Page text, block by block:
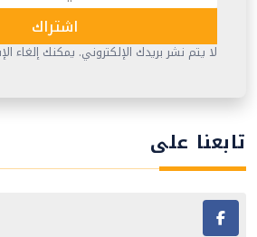
اشتراك
لا يتم نشر بريدك الإلكتروني. يمكنك إلغاء
تابعنا على